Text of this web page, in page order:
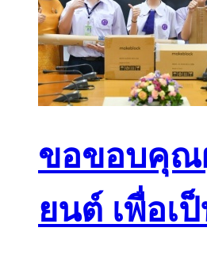
ขอขอบคุณ
ยนต์ เพื่อเ